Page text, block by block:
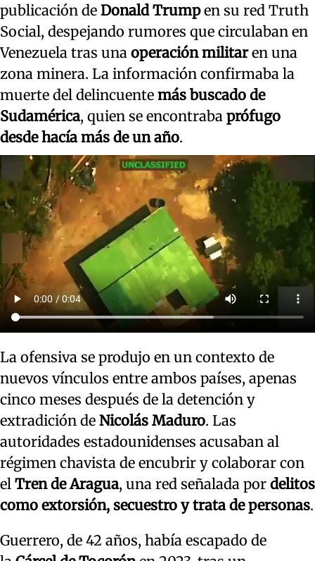
publicación de Donald Trumpen su red Truth
Social, despejando rumores que circulaban en
Venezuela tras una operación militaren una
zona minera. La información confirmaba la
muerte del delincuente más buscado de
Sudamérica, quien se encontraba prófugo
desde hacía más de un año.
La ofensiva se produjo en un contexto de
nuevos vínculos entre ambos países, apenas
cinco meses después de la detención y
extradición de Nicolás Maduro. Las
autoridades estadounidenses acusaban al
régimen chavista de encubrir y colaborar con
el Tren de Aragua, una red señalada por delitos
como extorsión, secuestro y trata de personas.
Guerrero, de 42 años, había escapado de